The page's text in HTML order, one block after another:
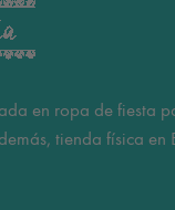
en ropa de fiesta
tienda física en